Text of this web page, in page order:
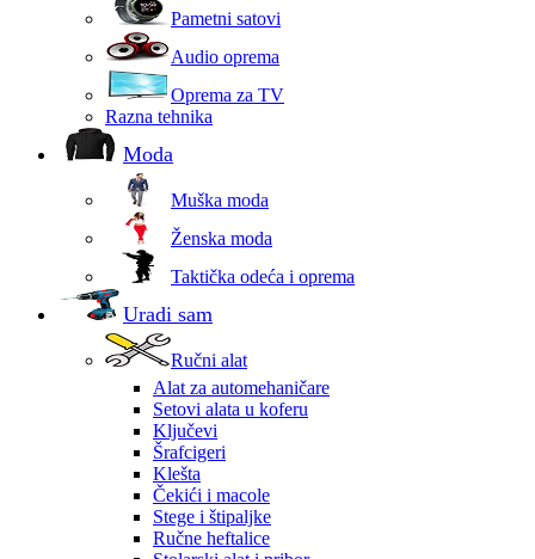
Pametni satovi
Audio oprema
Oprema za TV
Razna tehnika
Moda
Muška moda
Ženska moda
Taktička odeća i oprema
Uradi sam
Ručni alat
Alat za automehaničare
Setovi alata u koferu
Ključevi
Šrafcigeri
Klešta
Čekići i macole
Stege i štipaljke
Ručne heftalice